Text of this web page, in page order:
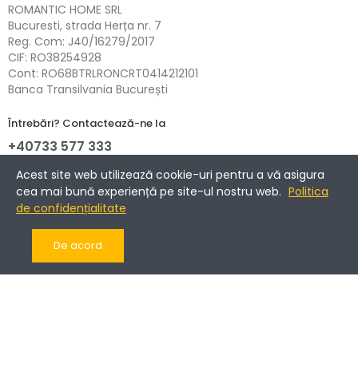
ROMANTIC HOME SRL
Bucuresti, strada Herța nr. 7
Reg. Com: J40/16279/2017
CIF: RO38254928
Cont: RO68BTRLRONCRT0414212101
Banca Transilvania București
Întrebări? Contactează-ne la
+40733 577 333
NETOPIA Payments - 3D-Secure.
Companie
Acest site web utilizează cookie-uri pentru a vă asigura
cea mai bună experiență pe site-ul nostru web. Politica
de confidențialitate
De acord